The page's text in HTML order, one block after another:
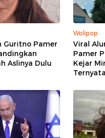
Guritno Pamer
Aslinya Dulu
Wolipop
Viral
Pamer
Kejar
Ternyata